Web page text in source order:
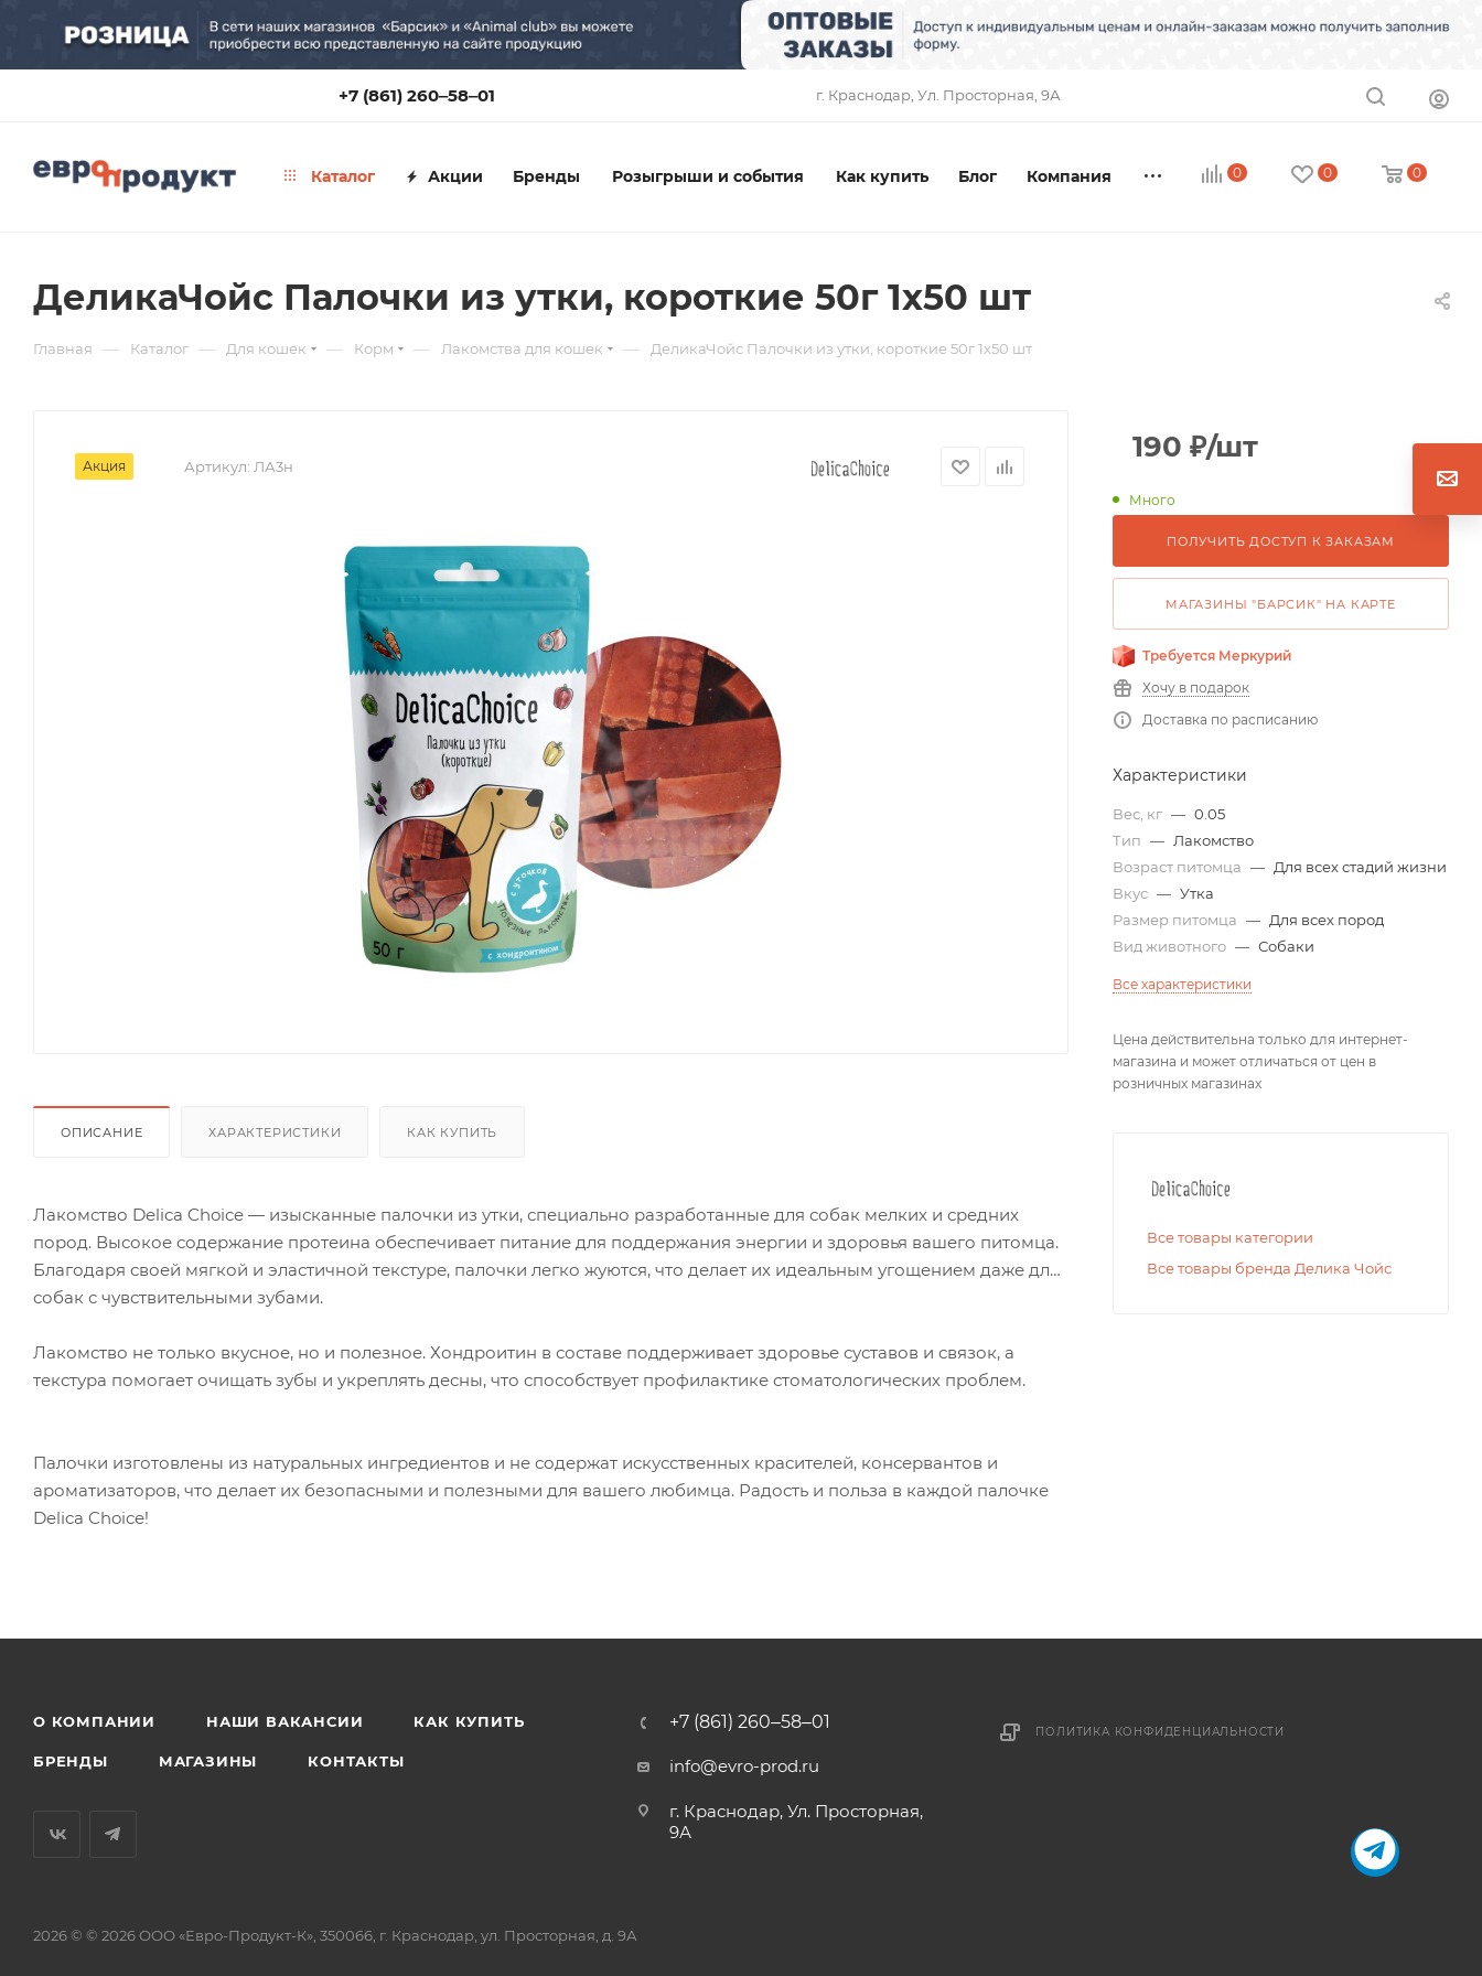
+7 (861) 260‒58‒01 г. Краснодар, ​Ул. Просторная, 9А
0 0 0
Каталог Акции Бренды Розыгрыши и события Как купить Блог Компания
ДеликаЧойс Палочки из утки, короткие 50г 1х50 шт
Главная — Каталог — Для кошек — Корм — Лакомства для кошек — ДеликаЧойс Палочки из утки, короткие 50г 1х50 шт
Акция Артикул: ЛА3н
ОПИСАНИЕ ХАРАКТЕРИСТИКИ КАК КУПИТЬ
Лакомство Delica Choice — изысканные палочки из утки, специально разработанные для собак мелких и средних
пород. Высокое содержание протеина обеспечивает питание для поддержания энергии и здоровья вашего питомца.
Благодаря своей мягкой и эластичной текстуре, палочки легко жуются, что делает их идеальным угощением даже для
собак с чувствительными зубами.
Лакомство не только вкусное, но и полезное. Хондроитин в составе поддерживает здоровье суставов и связок, а
текстура помогает очищать зубы и укреплять десны, что способствует профилактике стоматологических проблем.
Палочки изготовлены из натуральных ингредиентов и не содержат искусственных красителей, консервантов и
ароматизаторов, что делает их безопасными и полезными для вашего любимца. Радость и польза в каждой палочке
Delica Choice!
190 ₽/шт
Много
ПОЛУЧИТЬ ДОСТУП К ЗАКАЗАМ
МАГАЗИНЫ "БАРСИК" НА КАРТЕ
Требуется Меркурий
Хочу в подарок
Доставка по расписанию
Характеристики
Вес, кг — 0.05
Тип — Лакомство
Возраст питомца — Для всех стадий жизни
Вкус — Утка
Размер питомца — Для всех пород
Вид животного — Собаки
Все характеристики
Цена действительна только для интернет-
магазина и может отличаться от цен в
розничных магазинах
Все товары категории
Все товары бренда Делика Чойс
О КОМПАНИИ НАШИ ВАКАНСИИ КАК КУПИТЬ
БРЕНДЫ МАГАЗИНЫ КОНТАКТЫ
+7 (861) 260‒58‒01
info@evro-prod.ru
г. Краснодар, ​Ул. Просторная,
9А
ПОЛИТИКА КОНФИДЕНЦИАЛЬНОСТИ
2026 © © 2026 ООО «Евро-Продукт-К», 350066, г. Краснодар, ул. Просторная, д. 9А